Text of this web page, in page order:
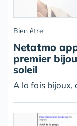
Bien être
Netatmo
premier
soleil
A la fois bijoux,